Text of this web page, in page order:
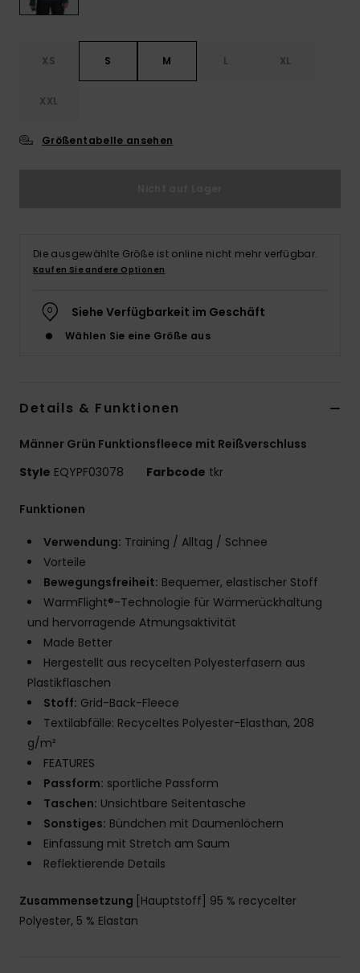
XS S M L XL
XXL
Größentabelle ansehen
Die ausgewählte Größe ist online nicht mehr verfügbar.
Kaufen Sie andere Optionen
Siehe Verfügbarkeit im Geschäft
Wählen Sie eine Größe aus
Details & Funktionen
Männer Grün Funktionsfleece mit Reißverschluss
Style EQYPF03078 Farbcode tkr
Funktionen
Verwendung: Training / Alltag / Schnee
Vorteile
Bewegungsfreiheit: Bequemer, elastischer Stoff
WarmFlight®-Technologie für Wärmerückhaltung
und hervorragende Atmungsaktivität
Made Better
Hergestellt aus recycelten Polyesterfasern aus
Plastikflaschen
Stoff: Grid-Back-Fleece
Textilabfälle: Recyceltes Polyester-Elasthan, 208
g/m²
FEATURES
Passform: sportliche Passform
Taschen: Unsichtbare Seitentasche
Sonstiges: Bündchen mit Daumenlöchern
Einfassung mit Stretch am Saum
Reflektierende Details
Zusammensetzung [Hauptstoff] 95 % recycelter
Polyester, 5 % Elastan